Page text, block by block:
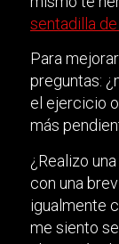
sentadilla
Para
preguntas:
el ejercicio
más
¿Realizo
con una
igualmente
me siento